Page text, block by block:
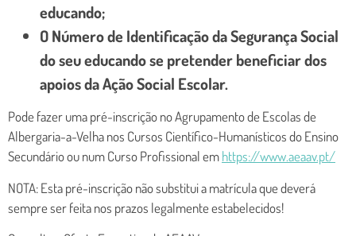
educando;
O Número de Identificação da Segurança Social
do seu educando se pretender beneficiar dos
apoios da Ação Social Escolar.
Pode fazer uma pré-inscrição no Agrupamento de Escolas de
Albergaria-a-Velha nos Cursos Científico-Humanísticos do Ensino
Secundário ou num Curso Profissional emhttps://www.aeaav.pt/
NOTA: Esta pré-inscrição não substitui a matrícula que deverá
sempre ser feita nos prazos legalmente estabelecidos!